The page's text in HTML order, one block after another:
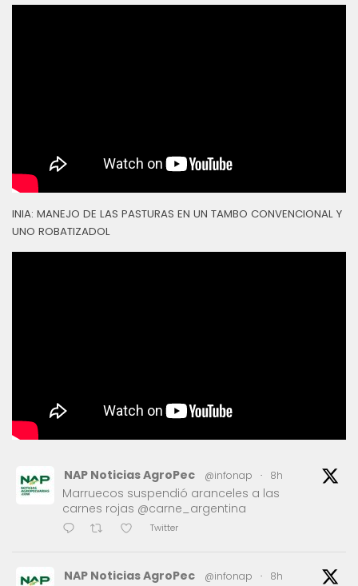
INIA: MANEJO DE LAS PASTURAS EN UN TAMBO CONVENCIONAL Y
UNO ROBATIZADOL
NAP Noticias AgroPec @infonap · 8h
Marruecos suspendió aranceles a las
carnes rojas @carne_argentina
Twitter
NAP Noticias AgroPec @infonap · 8h